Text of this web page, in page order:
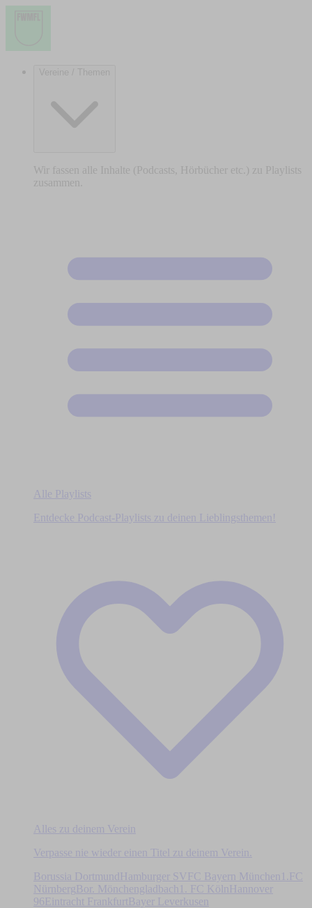
Vereine / Themen
Wir fassen alle Inhalte (Podcasts, Hörbücher etc.) zu Playlists
zusammen.
Alle Playlists
Entdecke Podcast-Playlists zu deinen Lieblingsthemen!
Alles zu deinem Verein
Verpasse nie wieder einen Titel zu deinem Verein.
Borussia DortmundHamburger SV FC Bayern München
1.FC
Nürnberg Bor. Mönchengladbach 1. FC Köln
Hannover
96Eintracht Frankfurt Bayer Leverkusen